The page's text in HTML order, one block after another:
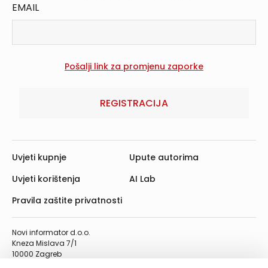
EMAIL
REGISTRACIJA
Novi informator d.o.o.
Kneza Mislava 7/1
10000 Zagreb
Uvjeti kupnje
Uvjeti korištenja
Pravila zaštite privatnosti
Upute autorima
AI Lab